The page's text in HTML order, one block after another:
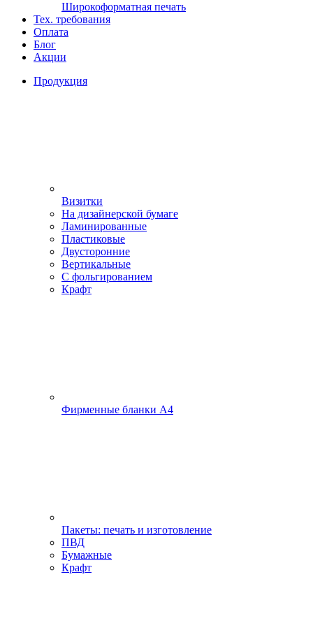
Широкоформатная печать
Тех. требования
Оплата
Блог
Акции
Продукция
Визитки
На дизайнерской бумаге
Ламинированные
Пластиковые
Двусторонние
Вертикальные
С фольгированием
Крафт
Фирменные бланки А4
Пакеты: печать и изготовление
ПВД
Бумажные
Крафт